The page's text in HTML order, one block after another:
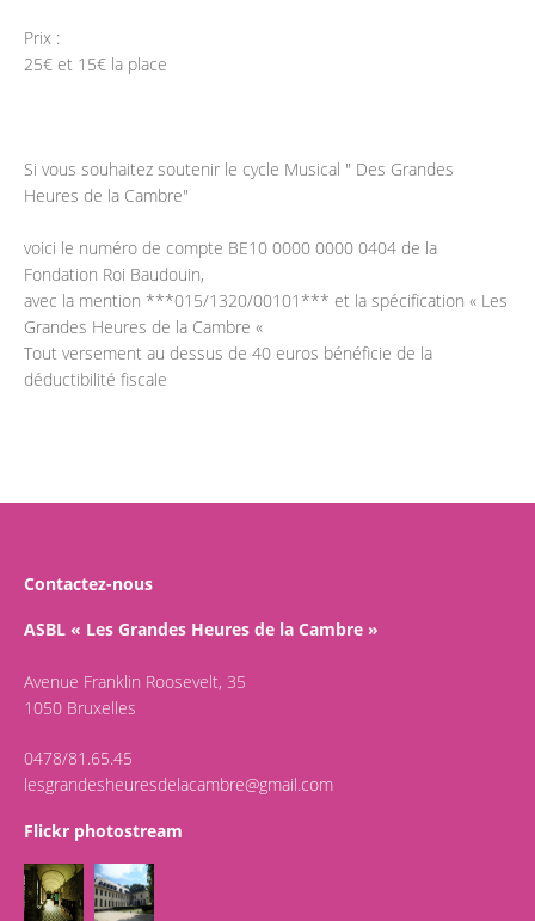
Prix :
25€ et 15€ la place
Si vous souhaitez soutenir le cycle Musical " Des Grandes
Heures de la Cambre"
voici le numéro de compte BE10 0000 0000 0404 de la
Fondation Roi Baudouin,
avec la mention ***015/1320/00101*** et la spécification « Les
Grandes Heures de la Cambre «
Tout versement au dessus de 40 euros bénéficie de la
déductibilité fiscale
Contactez-nous
ASBL « Les Grandes Heures de la Cambre »
Avenue Franklin Roosevelt, 35
1050 Bruxelles
0478/81.65.45
lesgrandesheuresdelacambre@gmail.com
Flickr photostream